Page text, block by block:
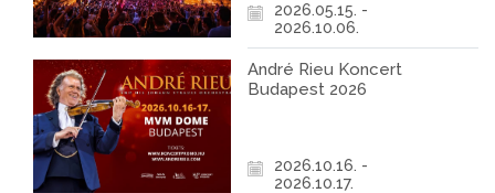
2026.05.15. -
2026.10.06.
André Rieu Koncert
Budapest 2026
2026.10.16. -
2026.10.17.